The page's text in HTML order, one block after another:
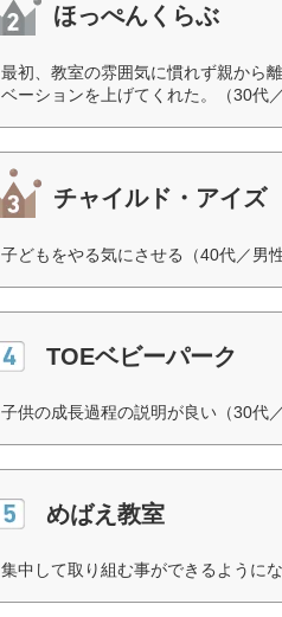
ほっぺんくらぶ
最初、教室の雰囲気に慣れず親から
ベーションを上げてくれた。（30代
チャイルド・アイズ
子どもをやる気にさせる（40代／男
TOEベビーパーク
子供の成長過程の説明が良い（30代
めばえ教室
集中して取り組む事ができるように